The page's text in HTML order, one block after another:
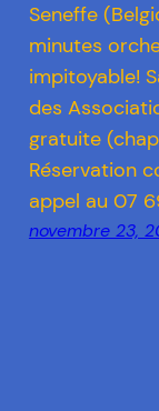
Seneffe
minutes
impitoyable!
des
gratuite
Réservation
appel au 07
novembre 23,